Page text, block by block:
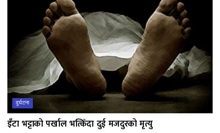
दुर्घटना
इँटा भट्टाको पर्खाल भत्किँदा दुई मजदुरको मृत्यु